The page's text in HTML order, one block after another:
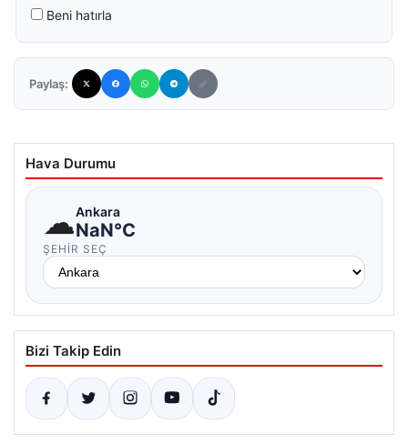
Beni hatırla
Paylaş:
Hava Durumu
☁Ankara
NaN°C
ŞEHIR SEÇ
Bizi Takip Edin